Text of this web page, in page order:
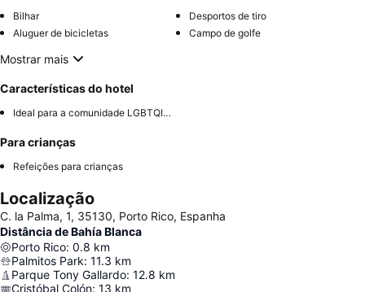
Bilhar
Desportos de tiro
Aluguer de bicicletas
Campo de golfe
Mostrar mais
Características do hotel
Ideal para a comunidade LGBTQIA+
Para crianças
Refeições para crianças
Localização
C. la Palma, 1, 35130, Porto Rico, Espanha
Distância de Bahía Blanca
Porto Rico: 0.8 km
Palmitos Park: 11.3 km
Parque Tony Gallardo: 12.8 km
Cristóbal Colón: 13 km